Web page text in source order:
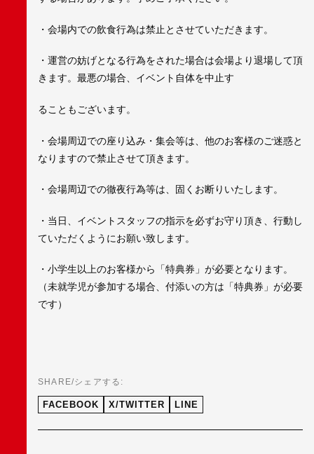
・会場内での飲食行為は禁止とさせていただきます。
・運営の妨げとなる行為をされた場合は会場より退場して頂
きます。最悪の場合、イベント自体を中止す
ることもございます。
・会場周辺での座り込み・集会等は、他のお客様のご迷惑と
なりますので禁止させて頂きます。
・会場周辺での徹夜行為等は、固くお断りいたします。
・当日、イベントスタッフの指示を必ずお守り頂き、行動し
ていただくようにお願い致します。
・小学生以上のお客様から「特典券」が必要となります。
（未就学児が参加する場合、付添いの方は「特典券」が必要
です）
SHARE/シェアする:
FACEBOOK X/TWITTER LINE